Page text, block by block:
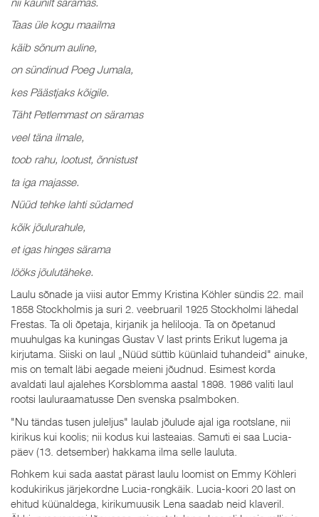
Taas üle kogu maailma
käib sõnum auline,
on sündinud Poeg Jumala,
kes Päästjaks kõigile.
Täht Petlemmast on säramas
veel täna ilmale,
toob rahu, lootust, õnnistust
ta iga majasse.
Nüüd tehke lahti südamed
kõik jõulurahule,
et igas hinges särama
lööks jõulutäheke.
Laulu sõnade ja viisi autor Emmy Kristina Köhler sündis 22. mail
1858 Stockholmis ja suri 2. veebruaril 1925 Stockholmi lähedal
Frestas. Ta oli õpetaja, kirjanik ja helilooja. Ta on õpetanud
muuhulgas ka kuningas Gustav V last prints Erikut lugema ja
kirjutama. Siiski on laul „Nüüd süttib küünlaid tuhandeid" ainuke,
mis on temalt läbi aegade meieni jõudnud. Esimest korda
avaldati laul ajalehes Korsblomma aastal 1898. 1986 valiti laul
rootsi lauluraamatusse Den svenska psalmboken.
"Nu tändas tusen juleljus" laulab jõulude ajal iga rootslane, nii
kirikus kui koolis; nii kodus kui lasteaias. Samuti ei saa Lucia-
päev (13. detsember) hakkama ilma selle lauluta.
Rohkem kui sada aastat pärast laulu loomist on Emmy Köhleri
kodukirikus järjekordne Lucia-rongkäik. Lucia-koori 20 last on
ehitud küünaldega, kirikumuusik Lena saadab neid klaveril.